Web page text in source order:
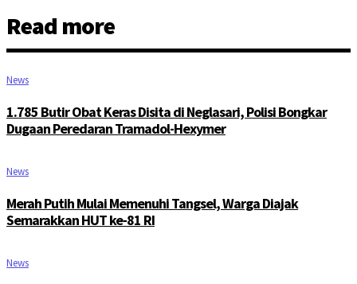
Read more
News
1.785 Butir Obat Keras Disita di Neglasari, Polisi Bongkar
Dugaan Peredaran Tramadol-Hexymer
News
Merah Putih Mulai Memenuhi Tangsel, Warga Diajak
Semarakkan HUT ke-81 RI
News